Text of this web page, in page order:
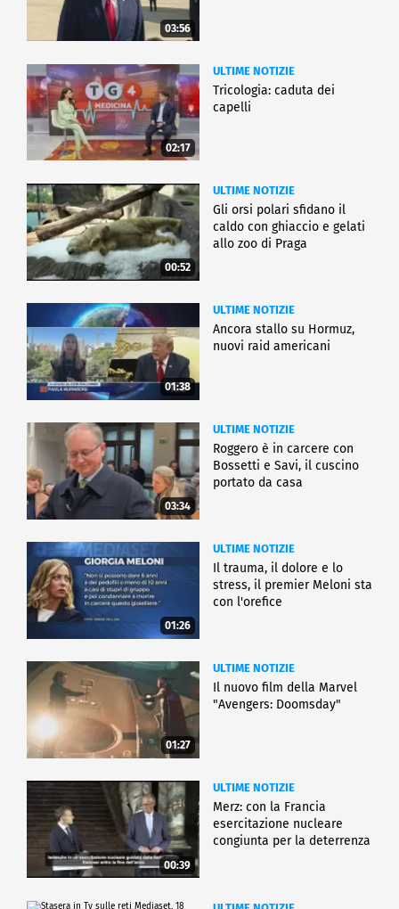
03:56
02:17
ULTIME NOTIZIE
Tricologia: caduta dei
capelli
00:52
ULTIME NOTIZIE
Gli orsi polari sfidano il
caldo con ghiaccio e gelati
allo zoo di Praga
01:38
ULTIME NOTIZIE
Ancora stallo su Hormuz,
nuovi raid americani
03:34
ULTIME NOTIZIE
Roggero è in carcere con
Bossetti e Savi, il cuscino
portato da casa
01:26
ULTIME NOTIZIE
Il trauma, il dolore e lo
stress, il premier Meloni sta
con l'orefice
01:27
ULTIME NOTIZIE
Il nuovo film della Marvel
"Avengers: Doomsday"
00:39
ULTIME NOTIZIE
Merz: con la Francia
esercitazione nucleare
congiunta per la deterrenza